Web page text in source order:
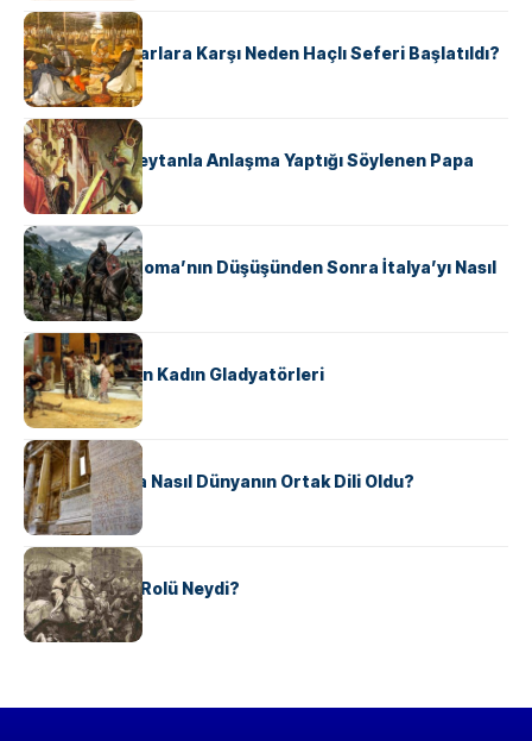
KÜLTÜR
Avrupalı ​​Katharlara Karşı Neden Haçlı Seferi Başlatıldı?
KÜLTÜR
II. Silvester: Şeytanla Anlaşma Yaptığı Söylenen Papa
KÜLTÜR
Ostrogotlar Roma’nın Düşüşünden Sonra İtalya’yı Nasıl
Ele Geçirdi?
KÜLTÜR
Antik Roma’nın Kadın Gladyatörleri
KÜLTÜR
Antik Yunanca Nasıl Dünyanın Ortak Dili Oldu?
KÜLTÜR
Valdensler’in Rolü Neydi?